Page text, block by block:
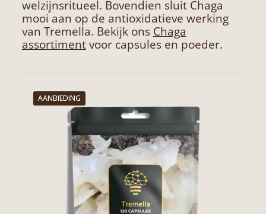
welzijnsritueel. Bovendien sluit Chaga
mooi aan op de antioxidatieve werking
van Tremella. Bekijk ons Chaga
assortimentvoor capsules en poeder.
AANBIEDING